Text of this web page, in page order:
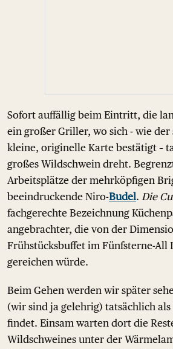
Sofort auffällig beim Eintritt, die
ein großer Griller, wo sich - wie
kleine, originelle Karte bestätigt –
großes Wildschwein dreht.
Arbeitsplätze der mehrköpfigen
beeindruckende Niro-Budel. Die
fachgerechte Bezeichnung
angebrachter, die von der
Frühstücksbuffet im Fünfsterne-All
gereichen würde.
Beim Gehen werden wir später
(wir sind ja gelehrig) tatsächlich
findet. Einsam warten dort die
Wildschweines unter der